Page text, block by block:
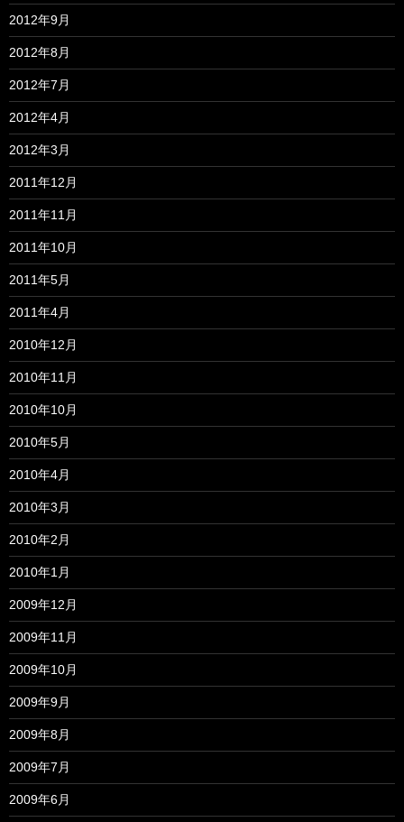
2012年9月
2012年8月
2012年7月
2012年4月
2012年3月
2011年12月
2011年11月
2011年10月
2011年5月
2011年4月
2010年12月
2010年11月
2010年10月
2010年5月
2010年4月
2010年3月
2010年2月
2010年1月
2009年12月
2009年11月
2009年10月
2009年9月
2009年8月
2009年7月
2009年6月